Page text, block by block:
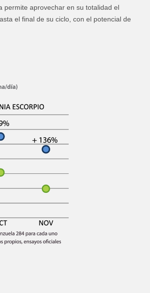
permite aprovechar en su totalidad el
el final de su ciclo, con el potencial de